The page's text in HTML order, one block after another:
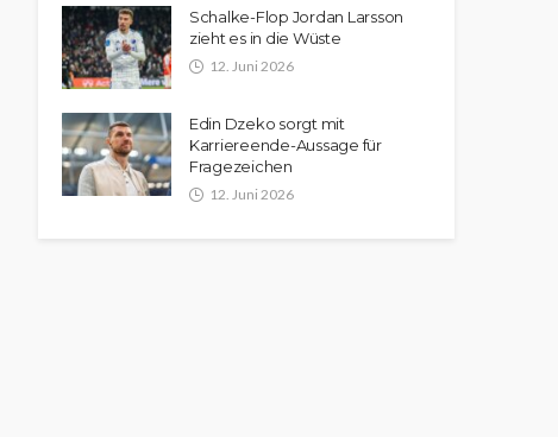
Schalke-Flop Jordan Larsson
zieht es in die Wüste
12. Juni 2026
Edin Dzeko sorgt mit
Karriereende-Aussage für
Fragezeichen
12. Juni 2026